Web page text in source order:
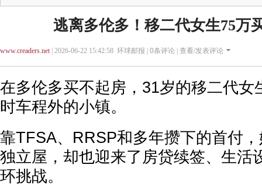
逃离多伦多！移二代女生75万
www.creaders.net| 2026-06-22 15:42:58 环球邮报 | 0条评论 | 查看/发表评论
在多伦多买不起房，31岁的移二代女
时车程外的小镇。
靠TFSA、RRSP和多年攒下的首付
独立屋，却也迎来了房贷续签、生活
环挑战。